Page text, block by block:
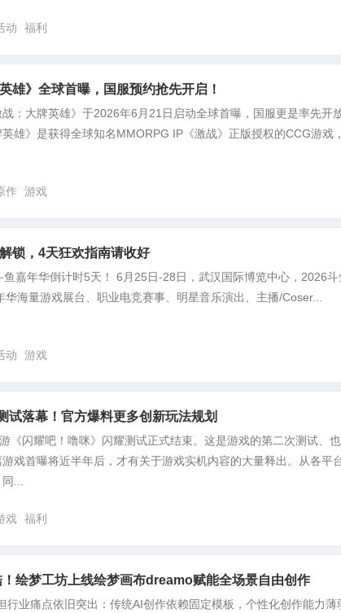
动 福利
雄》全球首曝，国服预约抢先开启！
：大牌英雄》于2026年6月21日启动全球首曝，国服更是率先开
雄》是获得全球知名MMORPG IP《激战》正版授权的CCG游戏
作 游戏
锁，4天狂欢指南请收好
嘉年华倒计时5天！ 6月25日-28日，武汉国际博览中心，2026斗
海量游戏展台、职业电竞赛事、明星音乐演出、主播/Coser...
动 游戏
试落幕！官方爆料更多创新玩法规划
《闪耀吧！噜咪》闪耀测试正式结束。这是游戏的第二次测试、
戏首曝将近半年后，才有关于游戏实机内容的大量释出。从各平
...
戏 福利
绘梦工坊上线绘梦画布dreamo赋能全场景自由创作
行业痛点依旧突出：传统AI创作依赖固定模板，个性化创作能力薄